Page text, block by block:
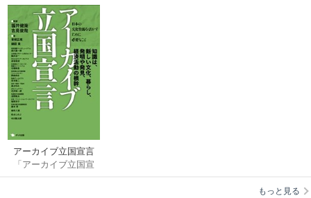
アーカイブ立国宣言
日本の文化資源を活
かすために必要なこ
「アーカイブ立国宣
言」編集委員会
もっと見る